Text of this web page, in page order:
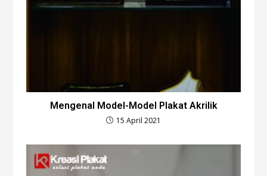
Mengenal Model-Model Plakat Akrilik
15 April 2021